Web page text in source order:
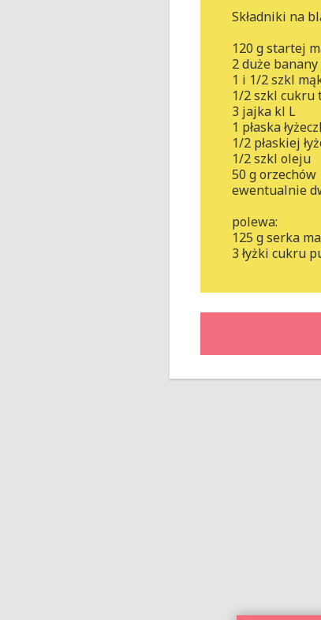
Składniki na
120 g startej
2 duże banany
1 i 1/2 szkl
1/2 szkl cukru
3 jajka kl L
1 płaska
1/2 płaskiej
1/2 szkl oleju
50 g orzechów
ewentualnie
polewa:
125 g serka
3 łyżki cukru